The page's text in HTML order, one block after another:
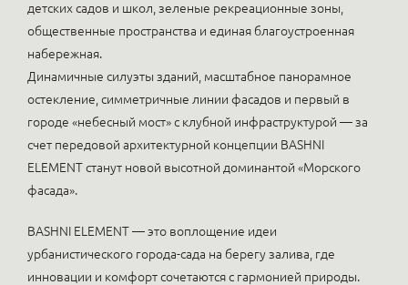
детских садов и школ, зеленые рекреационные зоны,
общественные пространства и единая благоустроенная
набережная.
Динамичные силуэты зданий, масштабное панорамное
остекление, симметричные линии фасадов и первый в
городе «небесный мост» с клубной инфраструктурой — за
счет передовой архитектурной концепции BASHNI
ELEMENT станут новой высотной доминантой «Морского
фасада».
BASHNI ELEMENT — это воплощение идеи
урбанистического города-сада на берегу залива, где
инновации и комфорт сочетаются с гармонией природы.